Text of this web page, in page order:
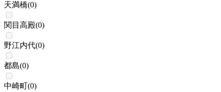
天満橋(0)
関目高殿(0)
野江内代(0)
都島(0)
中崎町(0)